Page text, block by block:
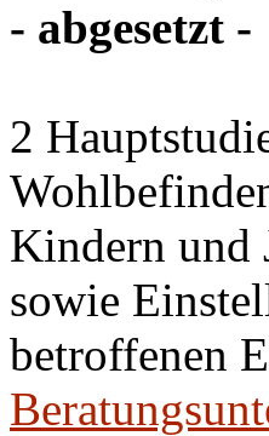
- abgesetzt -
2
Kindern und
sowie
betroffenen